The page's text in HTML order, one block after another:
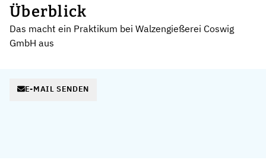
Überblick
Das macht ein Praktikum bei Walzengießerei Coswig
GmbH aus
E-MAIL SENDEN